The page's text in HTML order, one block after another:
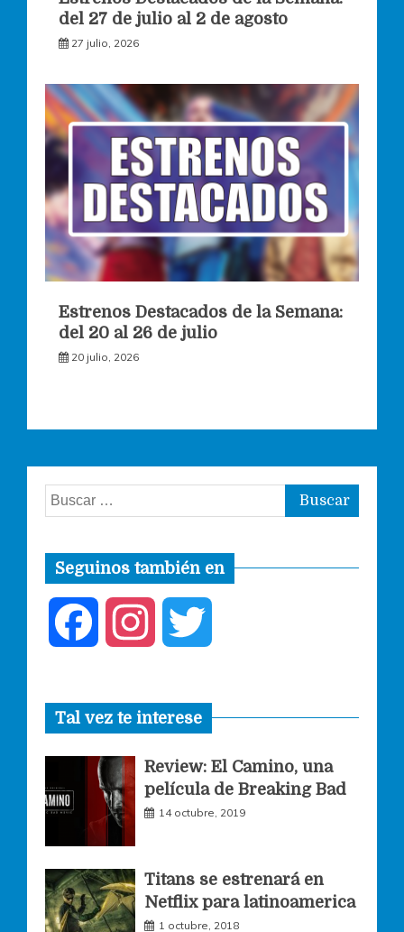
del 27 de julio al 2 de agosto
27 julio, 2026
Estrenos Destacados de la Semana:
del 20 al 26 de julio
20 julio, 2026
Buscar:
Seguinos también en
c
e
b
o
o
s
t
a
g
i
t
t
r
Tal vez te interese
Review: El Camino, una
película de Breaking Bad
14 octubre, 2019
Titans se estrenará en
Netflix para latinoamerica
1 octubre, 2018